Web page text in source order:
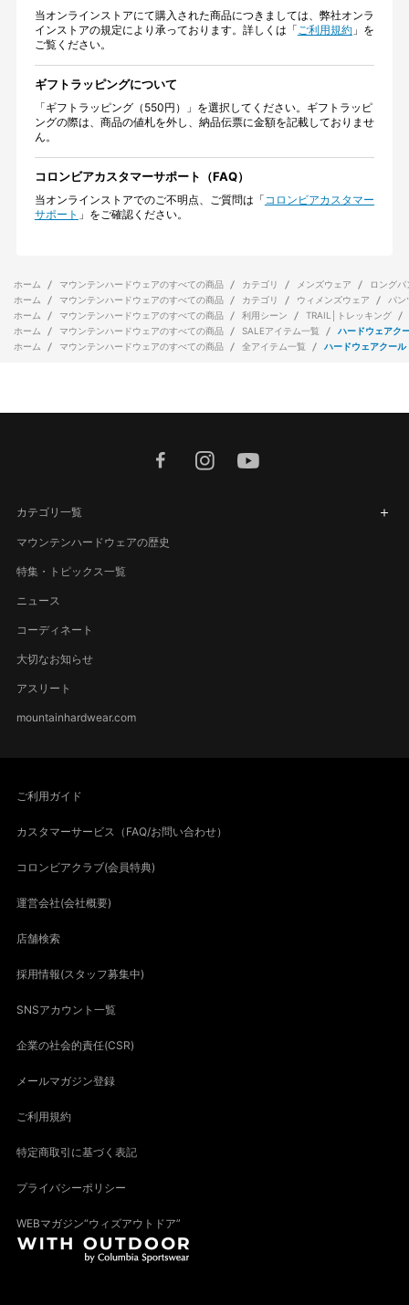
当オンラインストアにて購入された商品につきましては、弊社オンラ
インストアの規定により承っております。詳しくは「ご利用規約」を
ご覧ください。
ギフトラッピングについて
「ギフトラッピング（550円）」を選択してください。ギフトラッピ
ングの際は、商品の値札を外し、納品伝票に金額を記載しておりませ
ん。
コロンビアカスタマーサポート（FAQ）
当オンラインストアでのご不明点、ご質問は「コロンビアカスタマー
サポート 」をご確認ください。
ホーム マウンテンハードウェアのすべての商品 カテゴリ メンズウェア
ロングパ
ホーム
マウンテンハードウェアのすべての商品 カテゴリ ウィメンズウェア
パン
ホーム
マウンテンハードウェアのすべての商品 利用シーン
TRAIL│トレッキング
ホーム
マウンテンハードウェアのすべての商品 SALEアイテム一覧
ハードウェアク
ホーム
マウンテンハードウェアのすべての商品 全アイテム一覧 ハードウェアクー
facebookinstagram
カテゴリ一覧
マウンテンハードウェアの歴史
特集・トピックス一覧
ニュース
コーディネート
大切なお知らせ
アスリート
mountainhardwear.com
ご利用ガイド
カスタマーサービス（FAQ/お問い合わせ）
コロンビアクラブ(会員特典)
運営会社(会社概要)
店舗検索
採用情報(スタッフ募集中)
SNSアカウント一覧
企業の社会的責任(CSR)
メールマガジン登録
ご利用規約
特定商取引に基づく表記
プライバシーポリシー
WEBマガジン“ウィズアウトドア”